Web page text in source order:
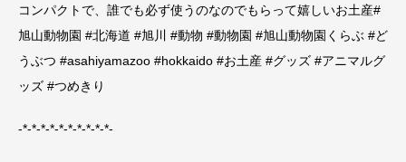
コンパクトで、誰でも必ず使うのなのでもらって嬉しいお土産#
旭山動物園 #北海道 #旭川 #動物 #動物園 #旭山動物園くらぶ #ど
うぶつ #asahiyamazoo #hokkaido #お土産 #グッズ #アニマルグ
ッズ #つめきり
-*-*-*-*-*-*-*-*-*-*-